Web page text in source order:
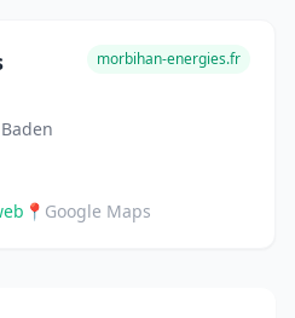
morbihan-energies.fr
📍 Google Maps